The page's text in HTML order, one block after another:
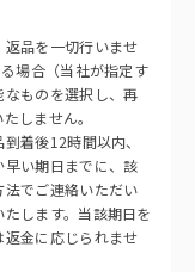
品を一切行いませ
場合（当社が指定す
ものを選択し、再
しません。
着後12時間以内、
い期日までに、該
でご連絡いただい
します。当該期日を
金に応じられませ